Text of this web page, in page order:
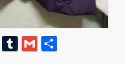
Li T
G